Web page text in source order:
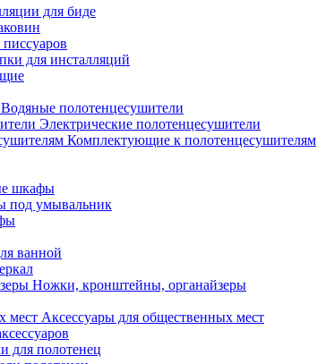
для биде
для инсталляций
Водяные полотенцесушители
Электрические полотенцесушители
Комплектующие к полотенцесушителям
шкафы
под умывальник
ванной
Ножки, кронштейны, органайзеры
Аксессуары для общественных мест
для полотенец